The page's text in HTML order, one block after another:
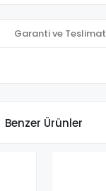
Garanti ve Teslimat
Benzer Ürünler